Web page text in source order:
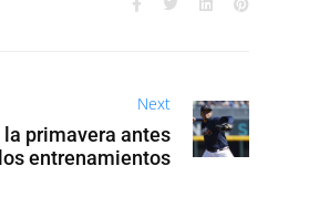
Next
primavera antes
entrenamientos